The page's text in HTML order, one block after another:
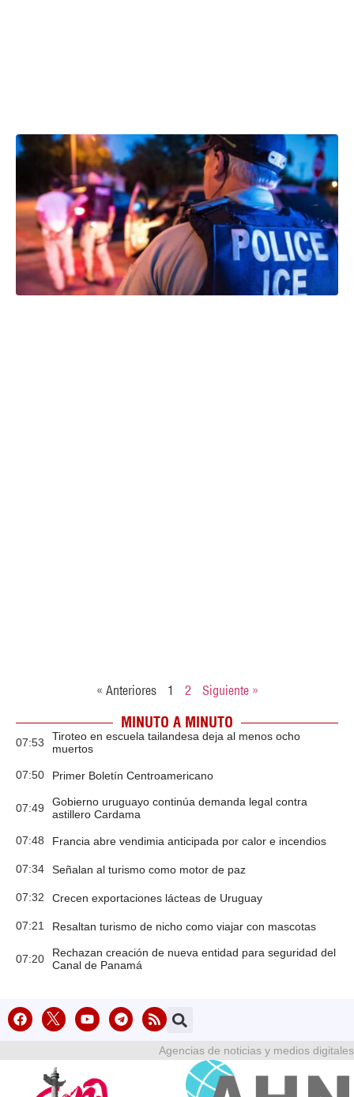
« Anteriores 1 2 Siguiente »
MINUTO A MINUTO
07:53
Tiroteo en escuela tailandesa deja al menos ocho
muertos
07:50 Primer Boletín Centroamericano
07:49
Gobierno uruguayo continúa demanda legal contra
astillero Cardama
07:48 Francia abre vendimia anticipada por calor e incendios
07:34 Señalan al turismo como motor de paz
07:32 Crecen exportaciones lácteas de Uruguay
07:21 Resaltan turismo de nicho como viajar con mascotas
07:20
Rechazan creación de nueva entidad para seguridad del
Canal de Panamá
Agencias de noticias y medios digitales